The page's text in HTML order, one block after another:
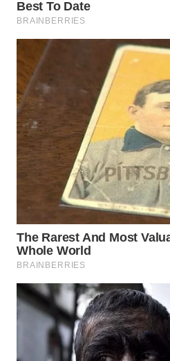
WN
WN
DEPOK
TAPANULI
UTARA
SAMOSIR
WN
PADANG
LAWAS
WN
SUMEDANG
WN